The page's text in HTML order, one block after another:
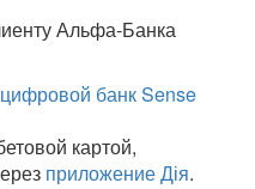
Альфа-Банка
цифровой банк Sense
картой,
приложение Дія.